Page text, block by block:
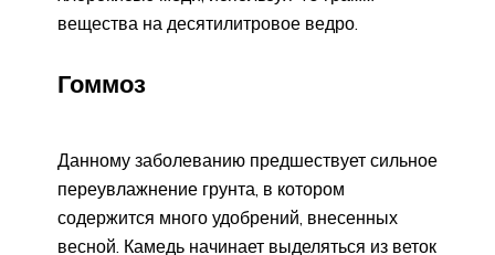
вещества на десятилитровое ведро.
Гоммоз
Данному заболеванию предшествует сильное
переувлажнение грунта, в котором
содержится много удобрений, внесенных
весной. Камедь начинает выделяться из веток